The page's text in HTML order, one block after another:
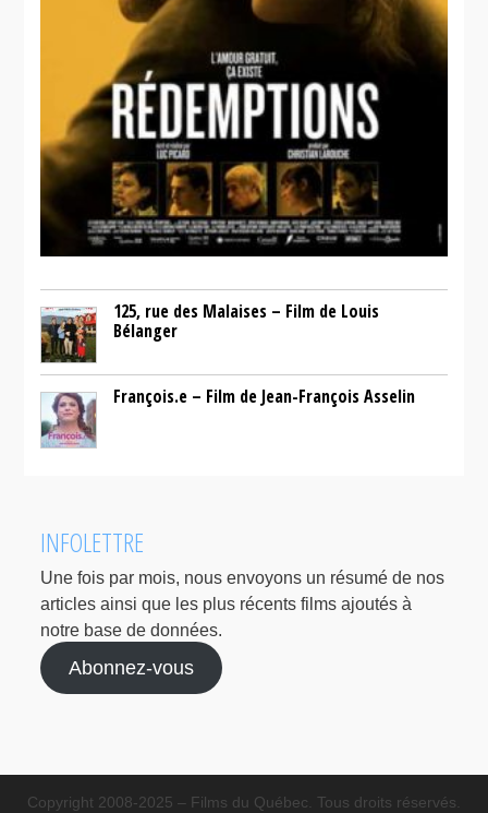
125, rue des Malaises – Film de Louis
Bélanger
François.e – Film de Jean-François Asselin
INFOLETTRE
Une fois par mois, nous envoyons un résumé de nos
articles ainsi que les plus récents films ajoutés à
notre base de données.
Abonnez-vous
Copyright 2008-2025 – Films du Québec. Tous droits réservés.